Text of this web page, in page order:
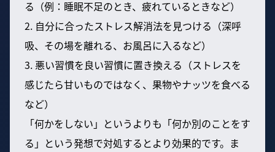
る（例：睡眠不足のとき、疲れているときなど）
2. 自分に合ったストレス解消法を見つける（深呼
吸、その場を離れる、お風呂に入るなど）
3. 悪い習慣を良い習慣に置き換える（ストレスを
感じたら甘いものではなく、果物やナッツを食べる
など）
「何かをしない」というよりも「何か別のことをす
る」という発想で対処するとより効果的です。ま